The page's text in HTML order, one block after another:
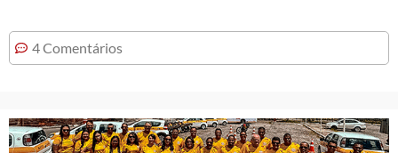
4 Comentários